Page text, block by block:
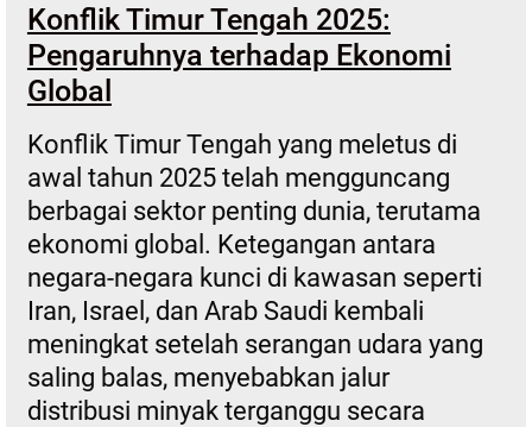
Konflik Timur Tengah 2025:
Pengaruhnya terhadap Ekonomi
Global
Konflik Timur Tengah yang meletus di
awal tahun 2025 telah mengguncang
berbagai sektor penting dunia, terutama
ekonomi global. Ketegangan antara
negara-negara kunci di kawasan seperti
Iran, Israel, dan Arab Saudi kembali
meningkat setelah serangan udara yang
saling balas, menyebabkan jalur
distribusi minyak terganggu secara